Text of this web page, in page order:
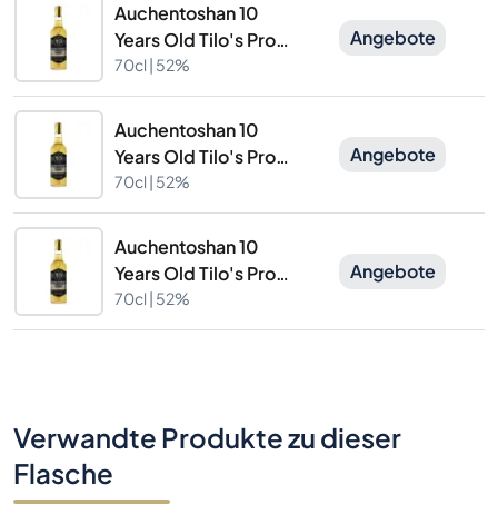
Auchentoshan 10
Years Old Tilo's Proof
Batch 12 The
Caskhound
70cl | 52%
Angebote
Auchentoshan 10
Years Old Tilo's Proof
Batch 12 The
Caskhound
70cl | 52%
Angebote
Auchentoshan 10
Years Old Tilo's Proof
Batch 12 The
Caskhound
70cl | 52%
Angebote
Verwandte Produkte zu dieser
Flasche